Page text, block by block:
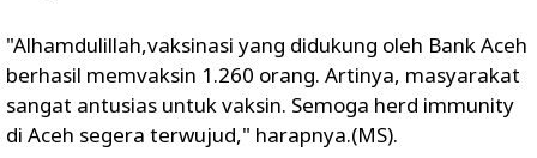
"Alhamdulillah,vaksinasi yang didukung oleh Bank Aceh
berhasil memvaksin 1.260 orang. Artinya, masyarakat
sangat antusias untuk vaksin. Semoga herd immunity
di Aceh segera terwujud," harapnya.(MS).